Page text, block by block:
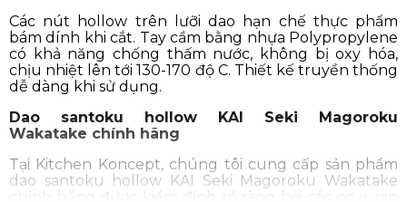
Các nút hollow trên lưỡi dao hạn chế thực phẩm
bám dính khi cắt. Tay cầm bằng nhựa Polypropylene
có khả năng chống thấm nước, không bị oxy hóa,
chịu nhiệt lên tới 130-170 độ C. Thiết kế truyền thống
dễ dàng khi sử dụng.
Dao santoku hollow KAI Seki Magoroku
Wakatake chính hãng
Tại Kitchen Koncept, chúng tôi cung cấp sản phẩm
dao santoku hollow KAI Seki Magoroku Wakatake
chính hãng được kiểm định rõ ràng bởi các cơ quan